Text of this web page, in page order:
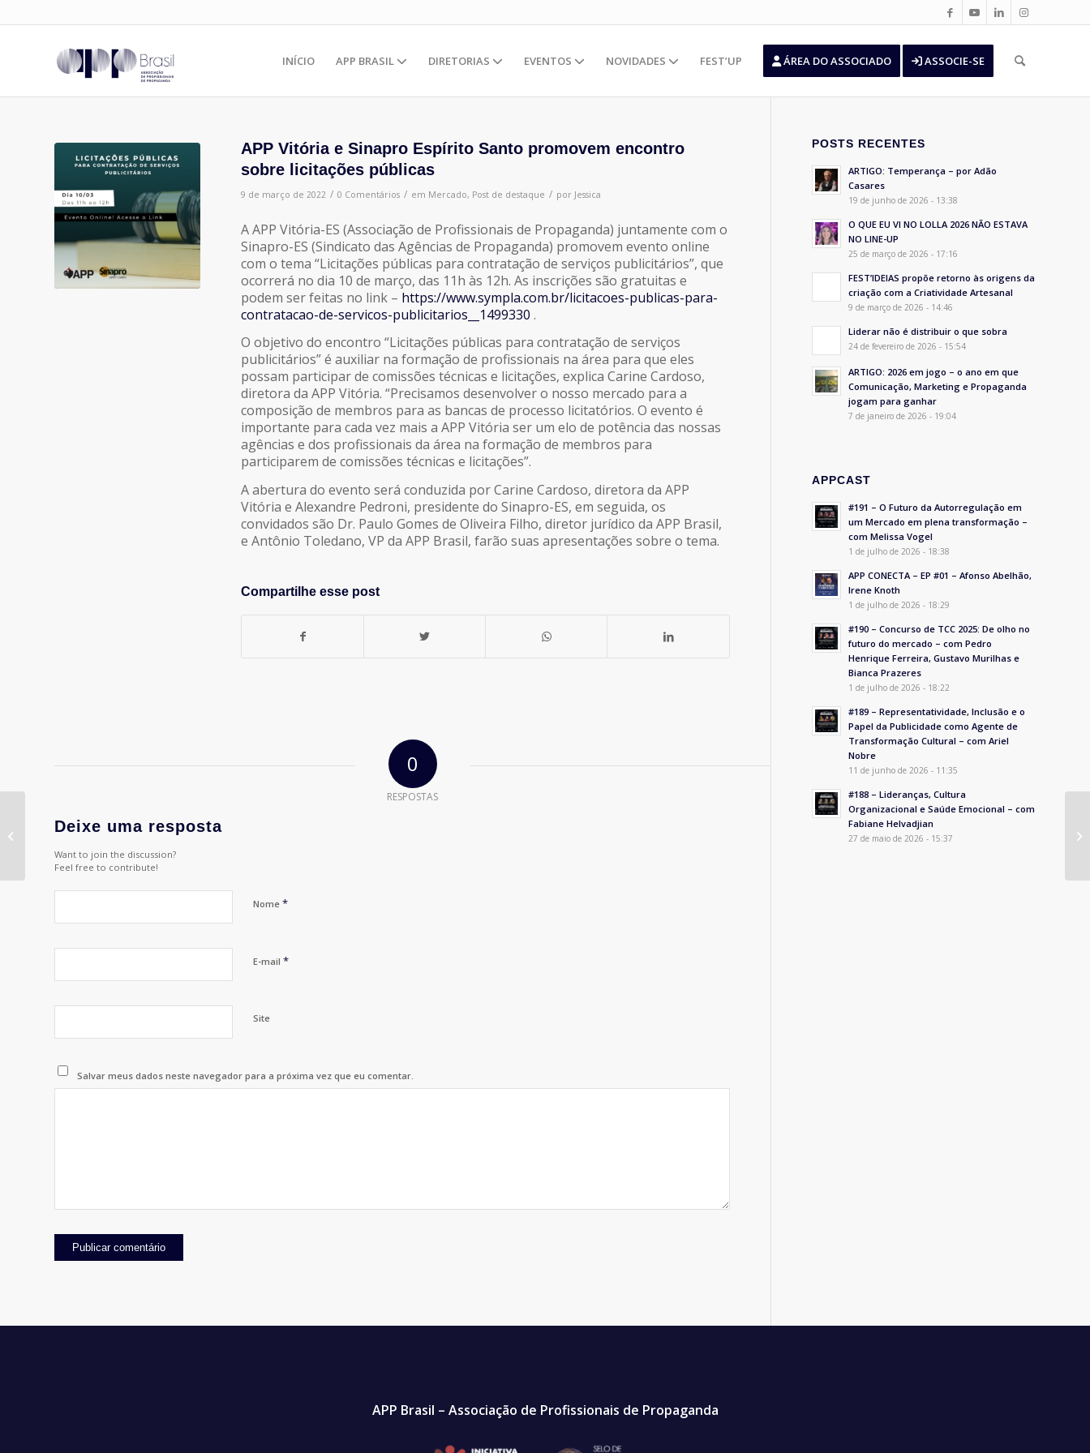
INÍCIO APP BRASIL DIRETORIAS EVENTOS NOVIDADES FEST’UP ÁREA DO ASSOCIADO ASSOCIE-SE
APP Vitória e Sinapro Espírito Santo promovem encontro
sobre licitações públicas
9 de março de 2022 / 0 Comentários / em Mercado, Post de destaque / por Jessica
A APP Vitória-ES (Associação de Profissionais de Propaganda) juntamente com o
Sinapro-ES (Sindicato das Agências de Propaganda) promovem evento online
com o tema “Licitações públicas para contratação de serviços publicitários”, que
ocorrerá no dia 10 de março, das 11h às 12h. As inscrições são gratuitas e
podem ser feitas no link – https://www.sympla.com.br/licitacoes-publicas-para-
contratacao-de-servicos-publicitarios__1499330 .
O objetivo do encontro “Licitações públicas para contratação de serviços
publicitários” é auxiliar na formação de profissionais na área para que eles
possam participar de comissões técnicas e licitações, explica Carine Cardoso,
diretora da APP Vitória. “Precisamos desenvolver o nosso mercado para a
composição de membros para as bancas de processo licitatórios. O evento é
importante para cada vez mais a APP Vitória ser um elo de potência das nossas
agências e dos profissionais da área na formação de membros para
participarem de comissões técnicas e licitações”.
A abertura do evento será conduzida por Carine Cardoso, diretora da APP
Vitória e Alexandre Pedroni, presidente do Sinapro-ES, em seguida, os
convidados são Dr. Paulo Gomes de Oliveira Filho, diretor jurídico da APP Brasil,
e Antônio Toledano, VP da APP Brasil, farão suas apresentações sobre o tema.
Compartilhe esse post
0
RESPOSTAS
Deixe uma resposta
Want to join the discussion?
Feel free to contribute!
Nome *
E-mail *
Site
Salvar meus dados neste navegador para a próxima vez que eu comentar.
POSTS RECENTES
ARTIGO: Temperança – por Adão
Casares
19 de junho de 2026 - 13:38
O QUE EU VI NO LOLLA 2026 NÃO ESTAVA
NO LINE-UP
25 de março de 2026 - 17:16
FEST’IDEIAS propõe retorno às origens da
criação com a Criatividade Artesanal
9 de março de 2026 - 14:46
Liderar não é distribuir o que sobra
24 de fevereiro de 2026 - 15:54
ARTIGO: 2026 em jogo – o ano em que
Comunicação, Marketing e Propaganda
jogam para ganhar
7 de janeiro de 2026 - 19:04
APPCAST
#191 – O Futuro da Autorregulação em
um Mercado em plena transformação –
com Melissa Vogel
1 de julho de 2026 - 18:38
APP CONECTA – EP #01 – Afonso Abelhão,
Irene Knoth
1 de julho de 2026 - 18:29
#190 – Concurso de TCC 2025: De olho no
futuro do mercado – com Pedro
Henrique Ferreira, Gustavo Murilhas e
Bianca Prazeres
1 de julho de 2026 - 18:22
#189 – Representatividade, Inclusão e o
Papel da Publicidade como Agente de
Transformação Cultural – com Ariel
Nobre
11 de junho de 2026 - 11:35
#188 – Lideranças, Cultura
Organizacional e Saúde Emocional – com
Fabiane Helvadjian
27 de maio de 2026 - 15:37
APP Brasil – Associação de Profissionais de Propaganda
Use filtro solar